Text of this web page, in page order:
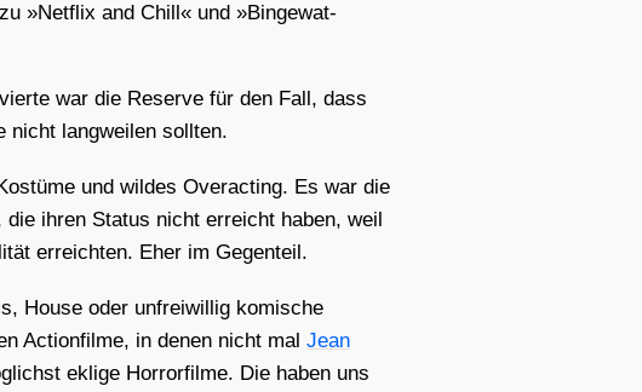
»Net­flix and Chill« und »Bin­ge­wat­
war die Reser­ve für den Fall, dass
nicht lang­wei­len soll­ten.
und wil­des Over­ac­ting. Es war die
ihren Sta­tus nicht erreicht haben, weil
erreich­ten. Eher im Gegen­teil.
, House oder unfrei­wil­lig komi­sche
Action­fil­me, in denen nicht mal Jean
ekli­ge Hor­ror­fil­me. Die haben uns